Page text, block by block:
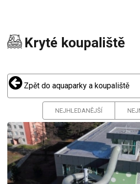
Kryté koupaliště
Zpět do aquaparky a koupaliště
NEJHLEDANĚJŠÍ